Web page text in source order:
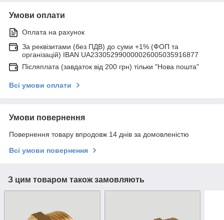
Умови оплати
Оплата на рахунок
За реквізитами (без ПДВ) до суми +1% (ФОП та
організацій) IBAN UA233052990000026005035916877
Післяплата (завдаток від 200 грн) тільки "Нова пошта"
Всі умови оплати
Умови повернення
Повернення товару впродовж 14 днів за домовленістю
Всі умови повернення
З цим товаром також замовляють